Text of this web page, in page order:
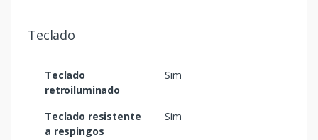
Teclado
Teclado
retroiluminado
Sim
Teclado resistente
a respingos
Sim